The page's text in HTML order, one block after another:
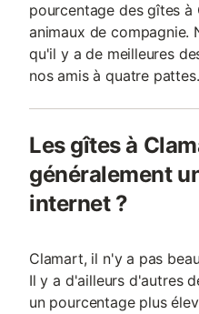
pourcentage des gîtes
animaux de compagnie.
qu'il y a de meilleures
nos amis à quatre pattes.
Les gîtes à
généralement
internet ?
Clamart, il n'y a pas
Il y a d'ailleurs d'autres
un pourcentage plus